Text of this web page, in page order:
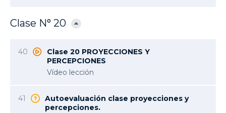
Clase N° 20
40
Clase 20 PROYECCIONES Y
PERCEPCIONES
Vídeo lección
41
Autoevaluación clase proyecciones y
percepciones.